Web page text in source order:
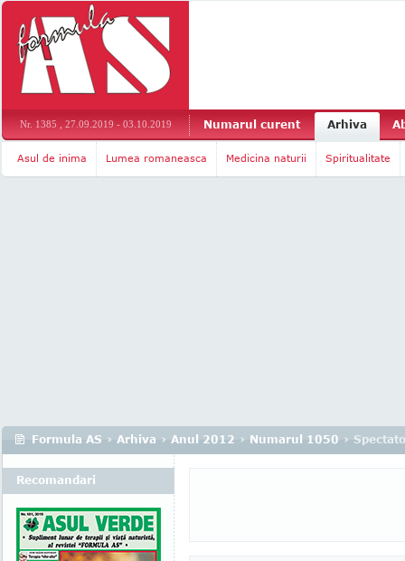
Nr. 1385 , 27.09.2019 - 03.10.2019 Numarul curent Arhiva
Asul de inima Lumea romaneasca Medicina naturii Spiritualitate
Formula AS › Arhiva › Anul 2012 › Numarul 1050 ›
Recomandari